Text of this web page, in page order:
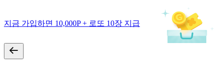
지금 가입하면 10,000P + 로또 10장 지급